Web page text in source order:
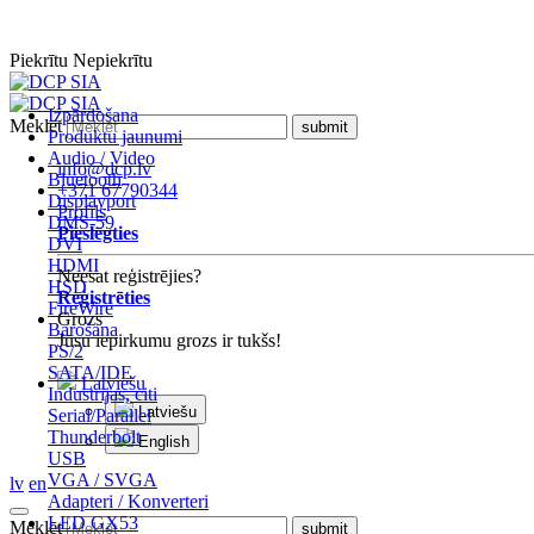
Piekrītu Nepiekrītu
Izpārdošana
Produktu jaunumi
Audio / Video
Bluetooth
Displayport
DMS-59
DVI
HDMI
HSD
FireWire
Barošana
PS/2
SATA/IDE
Industrijas, citi
Serial/Parallel
Thunderbolt
USB
VGA / SVGA
Adapteri / Konverteri
LED GX53
Meklēt
info@dcp.lv
+371 67790344
Profils
Pieslēgties
Neesat reģistrējies?
Reģistrēties
Grozs
Jūsu iepirkumu grozs ir tukšs!
Latviešu
Latviešu
English
lv en
Meklēt